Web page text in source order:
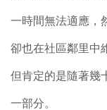
一時間無法適應，
卻也在社區鄰里中
但肯定的是隨著幾
一部分。